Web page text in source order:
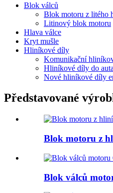
Blok válců
Blok motoru z litého
Litinový blok motoru
Hlava válce
Kryt mušle
Hliníkové díly
Komunikační
Hliníkové díly do auta
Nové hliníkové díly
Představované
Blok motoru z
Blok válců